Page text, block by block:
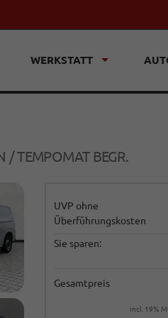
WERKSTATT
/ TEMPOMAT BEGR.
UVP ohne
Überführungskosten
Sie sparen:
Gesamtpreis
incl. 19%